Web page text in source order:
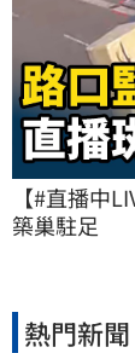
【#直播中
築巢駐足
熱門新聞